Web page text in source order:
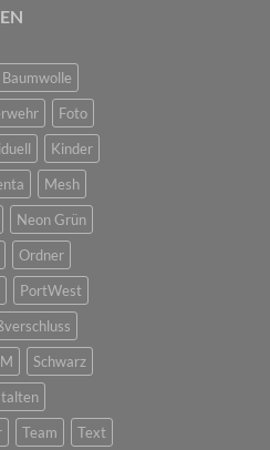
Baumwolle
Foto
Kinder
Mesh
Neon Grün
Ordner
PortWest
Schwarz
Team
Text